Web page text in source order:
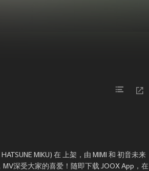
MIKU) 在 上架，由 MIMI 和 初音未来
深受大家的喜爱！随即下载 JOOX App，在